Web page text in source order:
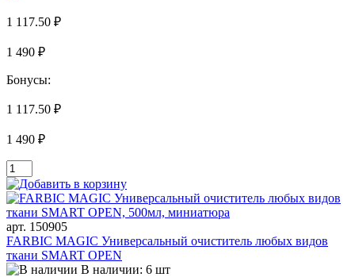
1 117.50 ₽
1 490 ₽
Бонусы:
1 117.50 ₽
1 490 ₽
арт. 150905
FARBIC MAGIC Универсальный очиститель любых видов
ткани SMART OPEN
В наличии: 6 шт